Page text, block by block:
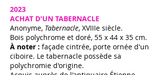
​​​2023
ACHAT D'UN TABERNACLE
Anonyme, Tabernacle, XVIIIe siècle.
Bois polychrome et doré, 55 x 44 x 35 cm.
À noter : façade cintrée, porte ornée d'un
ciboire. Le tabernacle possède sa
polychromie d'origine.